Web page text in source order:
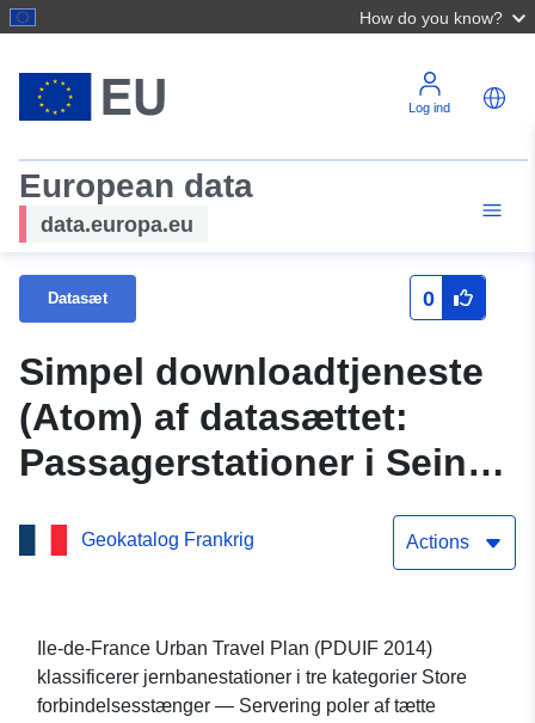
How do you know?
Log ind
European data
data.europa.eu
Datasæt 0
Simpel downloadtjeneste
(Atom) af datasættet:
Passagerstationer i Seine-
Geokatalog Frankrig Actions
Ile-de-France Urban Travel Plan (PDUIF 2014)
klassificerer jernbanestationer i tre kategorier Store
forbindelsesstænger — Servering poler af tætte